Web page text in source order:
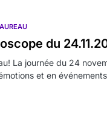
du
La journée du 24
et en